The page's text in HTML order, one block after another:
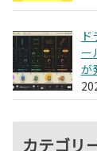
ー
が
カテゴリ